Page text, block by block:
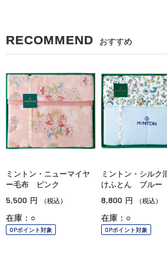
RECOMMEND おすすめ
ミントン・ニューマイヤ
ー毛布 ピンク
5,500 円 （税込）
在庫：○
OPポイント対象
ミントン・シルク
けふとん ブルー
8,800 円 （税込）
在庫：○
OPポイント対象